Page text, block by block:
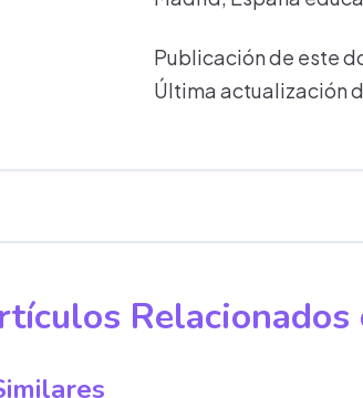
Publicación de este
Última actualización